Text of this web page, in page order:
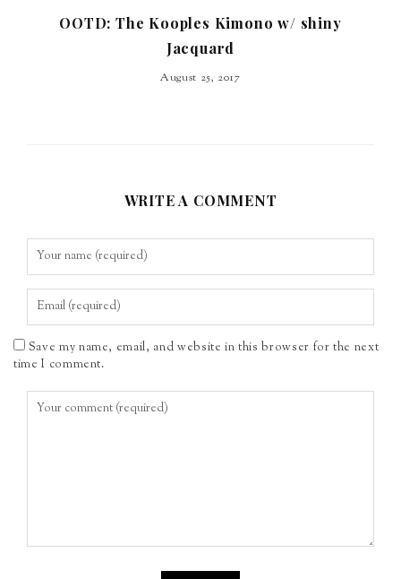
OOTD: The Kooples Kimono w/ shiny
Jacquard
August 25, 2017
WRITE A COMMENT
Save my name, email, and website in this browser for the next
time I comment.